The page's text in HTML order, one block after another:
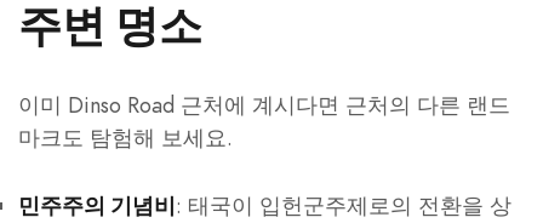
주변 명소
이미 Dinso Road 근처에 계시다면 근처의 다른 랜드
마크도 탐험해 보세요.
민주주의 기념비 : 태국이 입헌군주제로의 전환을 상